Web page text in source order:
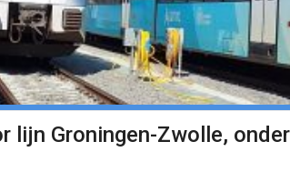
lijn Groningen-Zwolle,